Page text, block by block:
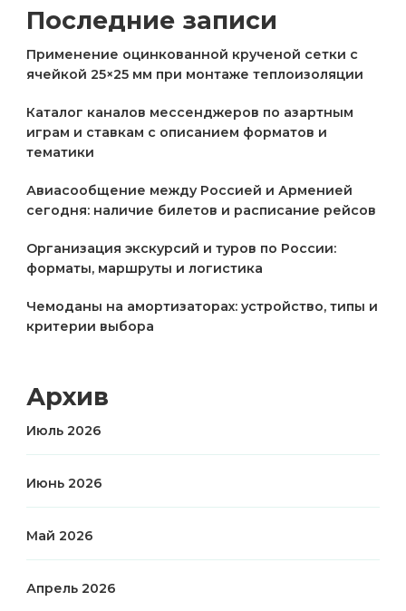
Последние записи
Применение оцинкованной крученой сетки с
ячейкой 25×25 мм при монтаже теплоизоляции
Каталог каналов мессенджеров по азартным
играм и ставкам с описанием форматов и
тематики
Авиасообщение между Россией и Арменией
сегодня: наличие билетов и расписание рейсов
Организация экскурсий и туров по России:
форматы, маршруты и логистика
Чемоданы на амортизаторах: устройство, типы и
критерии выбора
Архив
Июль 2026
Июнь 2026
Май 2026
Апрель 2026